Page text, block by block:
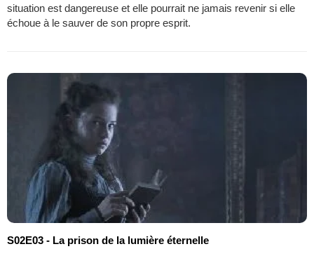
situation est dangereuse et elle pourrait ne jamais revenir si elle
échoue à le sauver de son propre esprit.
S02E03 - La prison de la lumière éternelle